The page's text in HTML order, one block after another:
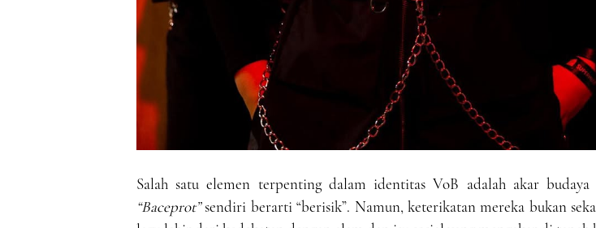
Salah satu elemen terpenting dalam identitas VoB adalah akar budaya
“Baceprot”sendiri berarti “berisik”. Namun, keterikatan mereka bukan